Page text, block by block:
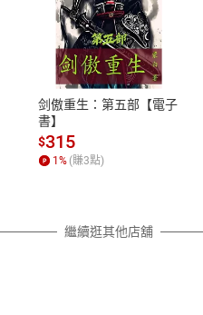
退換貨規範
是否提供消費者保護法七日猶
權利，遽消費者保護法及通訊交
合理例外情事適用準則，依商
各有不同規定。詳細退換貨說明
商品說明。
剑傲重生：第五部【電子
書】
$315
1 % (賺3點)
繼續逛其他店舖